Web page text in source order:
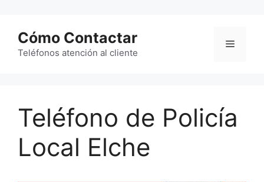
contenido
Cómo Contactar
Teléfonos atención al cliente
Menú
Teléfono de Policía
Local Elche